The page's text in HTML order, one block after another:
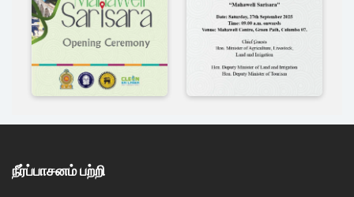
நீர்ப்பாசனம் பற்றி